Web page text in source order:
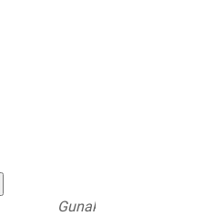
Gunakan PC untuk hasil